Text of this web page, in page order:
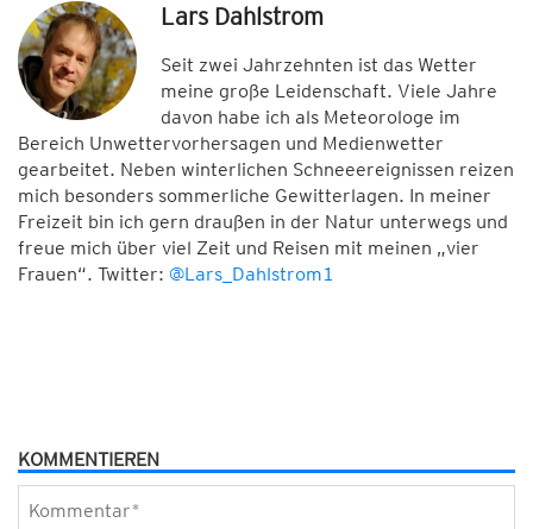
Lars Dahlstrom
Seit zwei Jahrzehnten ist das Wetter
meine große Leidenschaft. Viele Jahre
davon habe ich als Meteorologe im
Bereich Unwettervorhersagen und Medienwetter
gearbeitet. Neben winterlichen Schneeereignissen reizen
mich besonders sommerliche Gewitterlagen. In meiner
Freizeit bin ich gern draußen in der Natur unterwegs und
freue mich über viel Zeit und Reisen mit meinen „vier
Frauen“. Twitter: @Lars_Dahlstrom1
KOMMENTIEREN